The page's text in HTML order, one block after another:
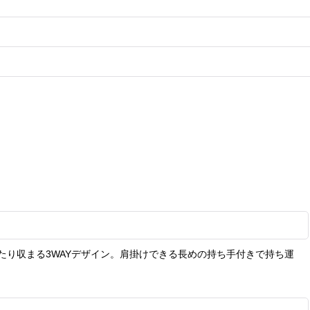
収まる3WAYデザイン。肩掛けできる長めの持ち手付きで持ち運